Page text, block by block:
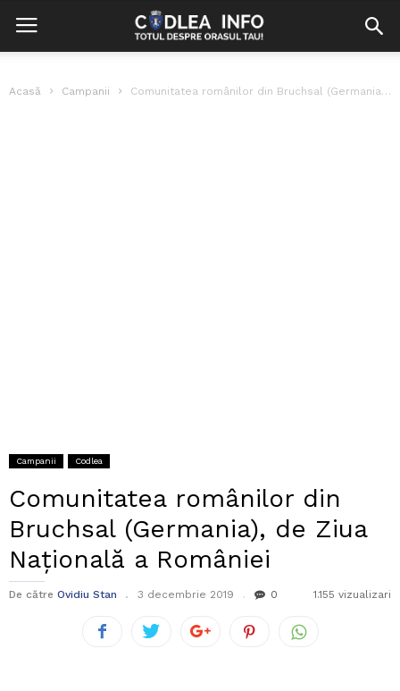
Acasă Campanii Comunitatea românilor din Bruchsal (Germania), de Ziua Națională a României
Campanii Codlea
Comunitatea românilor din
Bruchsal (Germania), de Ziua
Națională a României
De către Ovidiu Stan 3 decembrie 2019 0 1.155 vizualizari